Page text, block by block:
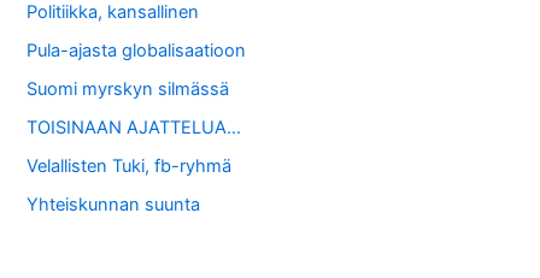
Politiikka, kansallinen
Pula-ajasta globalisaatioon
Suomi myrskyn silmässä
TOISINAAN AJATTELUA…
Velallisten Tuki, fb-ryhmä
Yhteiskunnan suunta